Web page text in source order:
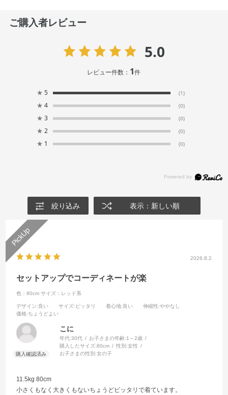
ご購入者レビュー
5.0
レビュー件数： 1件
★ 5 (1)
★ 4 (0)
★ 3 (0)
★ 2 (0)
★ 1 (0)
絞り込み 表示：新しい順
2026.8.2
セットアップでコーディネートが楽
色：80cm サイズ：レッド系
デザイン:良い サイズ:ピッタリ 着心地:良い 伸縮性:ややなし
価格:ちょうどよい
こに
年代:30代 お子さまの年齢:1～2歳
購入したサイズ:80cm 性別:女性
お子さまの性別:女の子
11.5kg 80cm
小さくもなく大きくもないちょうどピッタリで着ています。